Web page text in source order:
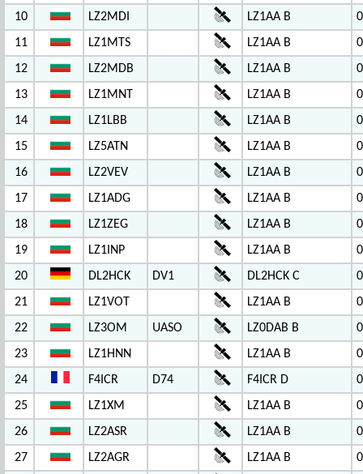
10
LZ2MDI LZ1AA B
11
LZ1MTS LZ1AA B
12
LZ2MDB LZ1AA B
13
LZ1MNT LZ1AA B
14
LZ1LBB LZ1AA B
15
LZ5ATN LZ1AA B
16
LZ2VEV LZ1AA B
17
LZ1ADG LZ1AA B
18
LZ1ZEG LZ1AA B
19
LZ1INP LZ1AA B
20
DL2HCK DV1 DL2HCK C
21
LZ1VOT LZ1AA B
22
LZ3OM UASO LZ0DAB B
23
LZ1HNN LZ1AA B
24
F4ICR D74 F4ICR D
25
LZ1XM LZ1AA B
26
LZ2ASR LZ1AA B
27
LZ2AGR LZ1AA B